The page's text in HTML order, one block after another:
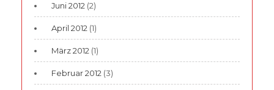
Juni 2012 (2)
April 2012 (1)
März 2012 (1)
Februar 2012 (3)